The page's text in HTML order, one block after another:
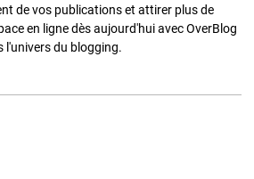
de vos publications et attirer plus de
en ligne dès aujourd'hui avec OverBlog
l'univers du blogging.